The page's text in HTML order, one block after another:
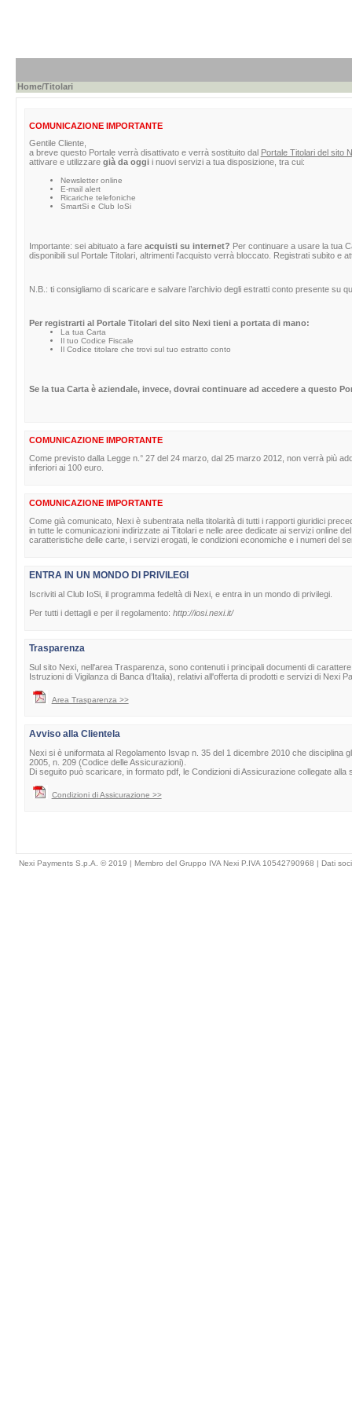
Home/Titolari
COMUNICAZIONE IMPORTANTE
Gentile Cliente,
a breve questo Portale verrà disattivato e verrà sostituito dal Portale Titolari del sito
attivare e utilizzare già da oggii nuovi servizi a tua disposizione, tra cui:
Newsletter online
E-mail alert
Ricariche telefoniche
SmartSi e Club IoSi
Importante: sei abituato a fare acquisti su internet? Per continuare a usare la tua
disponibili sul Portale Titolari, altrimenti l'acquisto verrà bloccato. Registrati subito e
N.B.: ti consigliamo di scaricare e salvare l’archivio degli estratti conto presente su
Per registrarti al Portale Titolari del sito Nexi tieni a portata di mano:
La tua Carta
Il tuo Codice Fiscale
Il Codice titolare che trovi sul tuo estratto conto
Se la tua Carta è aziendale, invece, dovrai continuare ad accedere a questo
COMUNICAZIONE IMPORTANTE
Come previsto dalla Legge n.° 27 del 24 marzo, dal 25 marzo 2012, non verrà più
inferiori ai 100 euro.
COMUNICAZIONE IMPORTANTE
Come già comunicato, Nexi è subentrata nella titolarità di tutti i rapporti giuridici
in tutte le comunicazioni indirizzate ai Titolari e nelle aree dedicate ai servizi online
caratteristiche delle carte, i servizi erogati, le condizioni economiche e i numeri del
ENTRA IN UN MONDO DI PRIVILEGI
Iscriviti al Club IoSi, il programma fedeltà di Nexi, e entra in un mondo di privilegi.
Per tutti i dettagli e per il regolamento: http://iosi.nexi.it/
Trasparenza
Sul sito Nexi, nell'area Trasparenza, sono contenuti i principali documenti di
Istruzioni di Vigilanza di Banca d’Italia), relativi all'offerta di prodotti e servizi di Nexi
Area Trasparenza >>
Avviso alla Clientela
Nexi si è uniformata al Regolamento Isvap n. 35 del 1 dicembre 2010 che disciplina
2005, n. 209 (Codice delle Assicurazioni).
Di seguito può scaricare, in formato pdf, le Condizioni di Assicurazione collegate
Condizioni di Assicurazione >>
Nexi Payments S.p.A. © 2019 | Membro del Gruppo IVA Nexi P.IVA 10542790968 | Dati